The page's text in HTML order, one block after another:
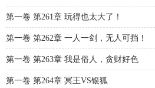
第一卷 第261章 玩得也太大了！
第一卷 第262章 一人一剑，无人可挡！
第一卷 第263章 我是俗人，贪财好色
第一卷 第264章 冥王VS银狐